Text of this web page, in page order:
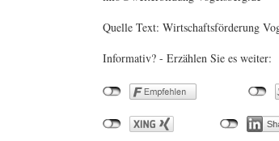
Quelle Text: Wirtschaftsförderung
Informativ? - Erzählen Sie es weiter: